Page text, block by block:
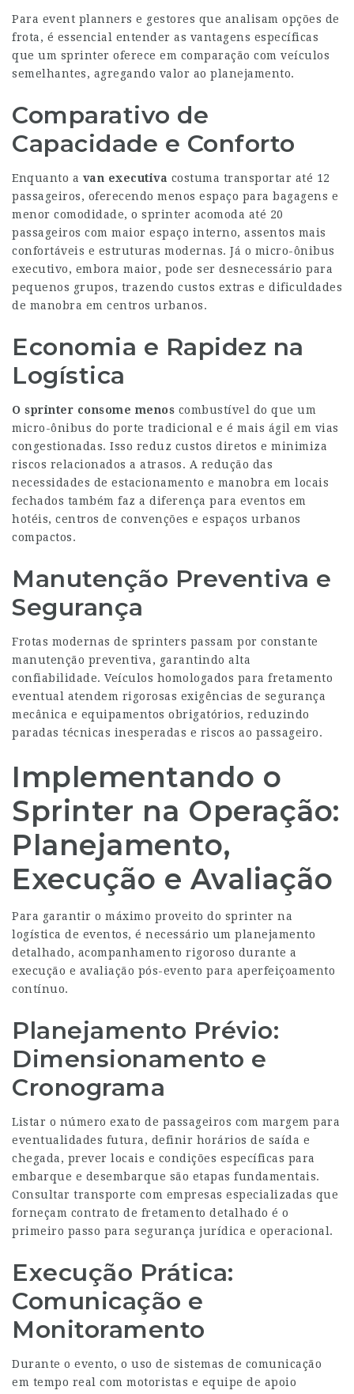
Para event planners e gestores que analisam opções de
frota, é essencial entender as vantagens específicas
que um sprinter oferece em comparação com veículos
semelhantes, agregando valor ao planejamento.
Comparativo de
Capacidade e Conforto
Enquanto a van executiva costuma transportar até 12
passageiros, oferecendo menos espaço para bagagens e
menor comodidade, o sprinter acomoda até 20
passageiros com maior espaço interno, assentos mais
confortáveis e estruturas modernas. Já o micro-ônibus
executivo, embora maior, pode ser desnecessário para
pequenos grupos, trazendo custos extras e dificuldades
de manobra em centros urbanos.
Economia e Rapidez na
Logística
O sprinter consome menos combustível do que um
micro-ônibus do porte tradicional e é mais ágil em vias
congestionadas. Isso reduz custos diretos e minimiza
riscos relacionados a atrasos. A redução das
necessidades de estacionamento e manobra em locais
fechados também faz a diferença para eventos em
hotéis, centros de convenções e espaços urbanos
compactos.
Manutenção Preventiva e
Segurança
Frotas modernas de sprinters passam por constante
manutenção preventiva, garantindo alta
confiabilidade. Veículos homologados para fretamento
eventual atendem rigorosas exigências de segurança
mecânica e equipamentos obrigatórios, reduzindo
paradas técnicas inesperadas e riscos ao passageiro.
Implementando o
Sprinter na Operação:
Planejamento,
Execução e Avaliação
Para garantir o máximo proveito do sprinter na
logística de eventos, é necessário um planejamento
detalhado, acompanhamento rigoroso durante a
execução e avaliação pós-evento para aperfeiçoamento
contínuo.
Planejamento Prévio:
Dimensionamento e
Cronograma
Listar o número exato de passageiros com margem para
eventualidades futura, definir horários de saída e
chegada, prever locais e condições específicas para
embarque e desembarque são etapas fundamentais.
Consultar transporte com empresas especializadas que
forneçam contrato de fretamento detalhado é o
primeiro passo para segurança jurídica e operacional.
Execução Prática:
Comunicação e
Monitoramento
Durante o evento, o uso de sistemas de comunicação
em tempo real com motoristas e equipe de apoio